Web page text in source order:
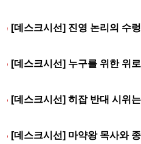
[데스크시선] 진영 논리의 수
[데스크시선] 누구를 위한 위
[데스크시선] 히잡 반대 시위
[데스크시선] 마약왕 목사와